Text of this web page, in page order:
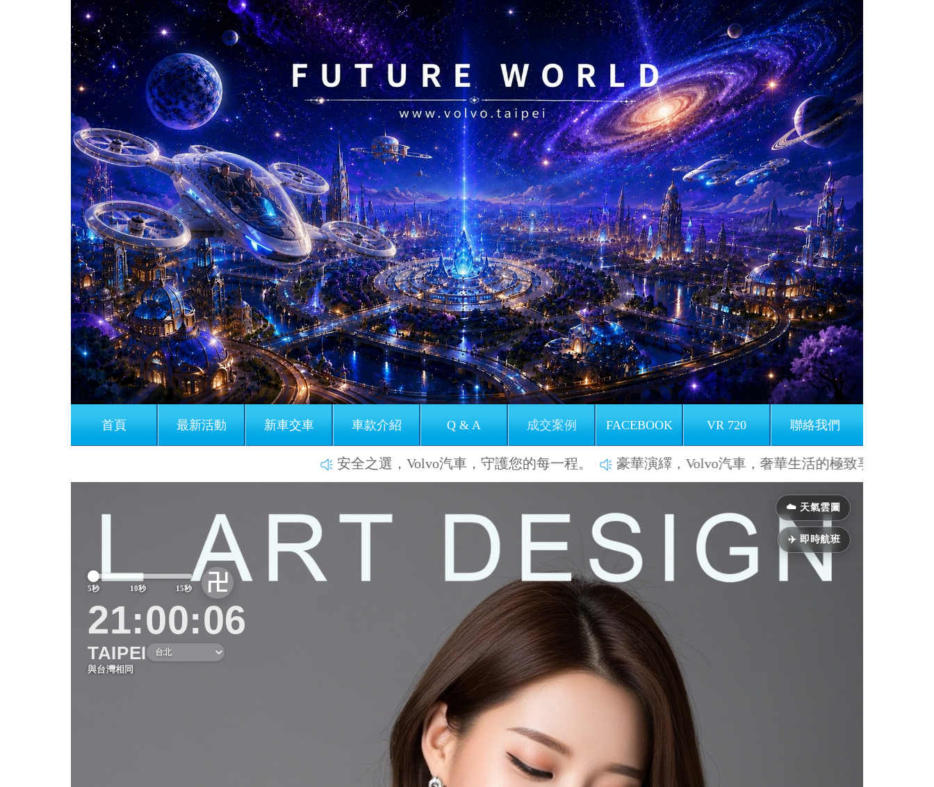
首頁 最新活動 新車交車 車款介紹 Q & A 成交案例 FACEBOOK VR 720 聯絡我們
安全之選，Volvo汽車，守護您的每一程。 豪華演繹，Volvo汽車，奢華生活的極致享受。 環保之選，
☁️ 天氣雲圖
✈️ 即時航班
5秒 10秒 15秒 卍
21:00:11
TAIPEI
與台灣相同
Next